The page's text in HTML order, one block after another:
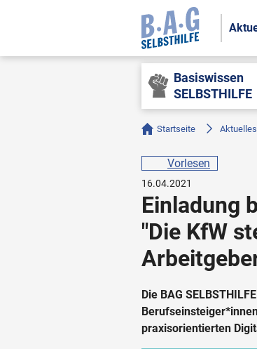
Basiswissen
SELBSTHILFE
Startseite Aktuelles
Vorlesen
16.04.2021
Einladung
"Die KfW
Die BAG
praxisorientierten